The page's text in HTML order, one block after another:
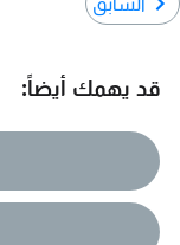
قد يهمك أيضاً: